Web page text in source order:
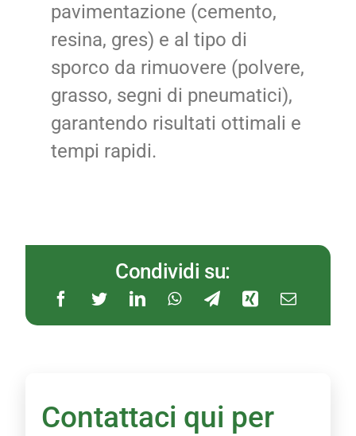
pavimentazione (cemento,
resina, gres) e al tipo di
sporco da rimuovere (polvere,
grasso, segni di pneumatici),
garantendo risultati ottimali e
tempi rapidi.
Condividi su:
Contattaci qui per